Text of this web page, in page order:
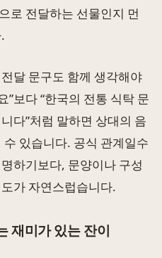
로 전달하는 선물인지 먼
달 문구도 함께 생각해야
”보다 “한국의 전통 식탁 문
다”처럼 말하면 상대의 음
있습니다. 공식 관계일수
하기보다, 문양이나 구성
가 자연스럽습니다.
재미가 있는 잔이